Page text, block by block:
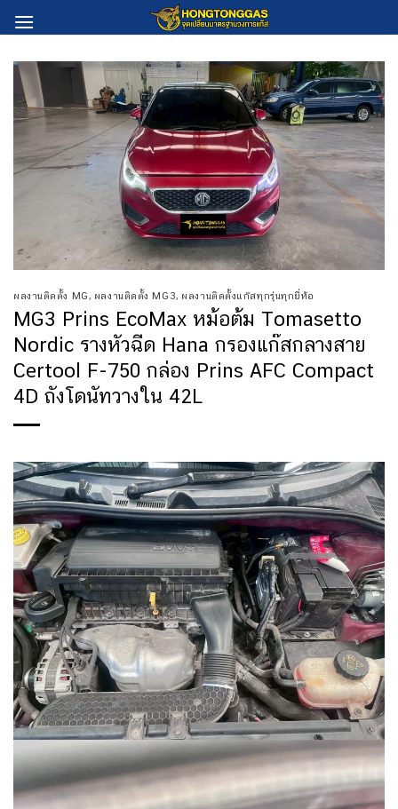
to
ผลงานติดตั้ง MG, ผลงานติดตั้ง MG3, ผลงานติดตั้งแก๊สทุกรุ่นทุกยี่ห้อ
MG3 Prins EcoMax หม้อต้ม Tomasetto
Nordic รางหัวฉีด Hana กรองแก๊สกลางสาย
Certool F-750 กล่อง Prins AFC Compact
4D ถังโดนัทวางใน 42L